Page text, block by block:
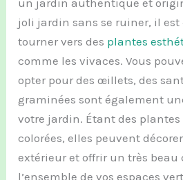
un jardin authentique et
joli jardin sans se ruiner, il est
tourner vers des plantes
comme les vivaces. Vous
opter pour des œillets, des
graminées sont également
votre jardin. Étant des
colorées, elles peuvent
extérieur et offrir un très beau
l’ensemble de vos espaces